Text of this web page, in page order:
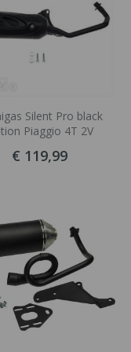
Silent Pro black
Piaggio 4T 2V
€ 119,99